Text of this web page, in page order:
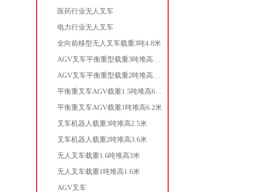
医药行业无人叉车
电力行业无人叉车
全向前移型无人叉车载重3吨4.8米
AGV叉车平衡重型载重3吨堆高2米
AGV叉车平衡重型载重2吨堆高3米
平衡重叉车AGV载重1.5吨堆高6.2米
平衡重叉车AGV载重1吨堆高6.2米
叉车机器人载重3吨堆高2.5米
叉车机器人载重2吨堆高3.6米
无人叉车载重1.6吨堆高3米
无人叉车载重1吨堆高1.6米
AGV叉车